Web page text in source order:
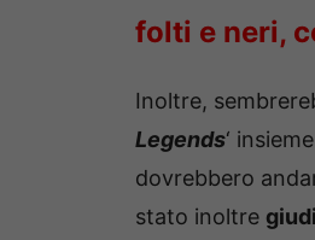
folti e neri,
Inoltre,
Legends‘
dovrebbero
stato inoltre